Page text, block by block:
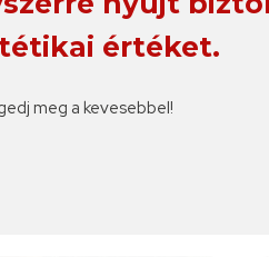
értéket.
meg a kevesebbel!